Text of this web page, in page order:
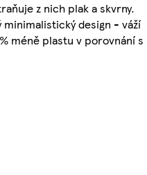
z nich plak a skvrny.
minimalistický design - váží
méně plastu v porovnání s